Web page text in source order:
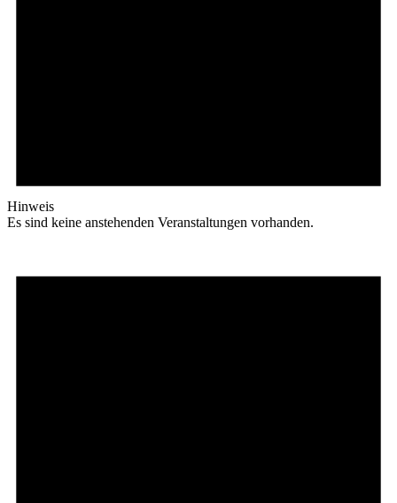
Hinweis
Es sind keine anstehenden Veranstaltungen vorhanden.